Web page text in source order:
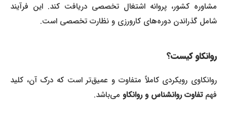
مشاوره کشور، پروانه اشتغال تخصصی دریافت کند. این فرآیند
شامل گذراندن دوره‌های کارورزی و نظارت تخصصی است.
روانکاو کیست؟
روانکاوی رویکردی کاملاً متفاوت و عمیق‌تر است که درک آن، کلید
فهمتفاوت روانشناس و روانکاومی‌باشد.